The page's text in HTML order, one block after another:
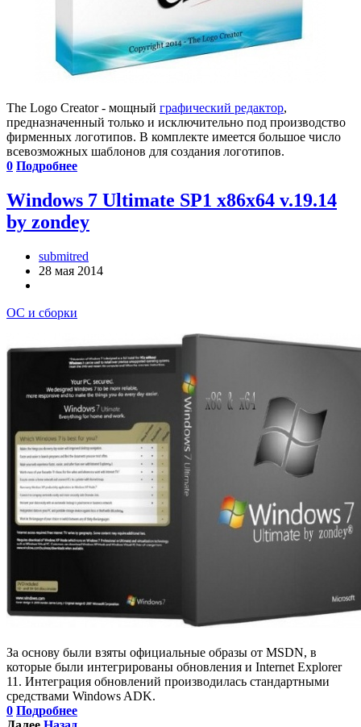
The Logo Creator - мощный графический редактор,
предназначенный только и исключительно под производство
фирменных логотипов. В комплекте имеется большое число
всевозможных шаблонов для создания логотипов.
0 Подробнее
Windows 7 Ultimate SP1 x86x64 v.19.14
by zondey
submitred
28 мая 2014
ОС и сборки
За основу были взяты официальные образы от MSDN, в
которые были интегрированы обновления и Internet Explorer
11. Интеграция обновлений производилась стандартными
средствами Windows ADK.
0 Подробнее